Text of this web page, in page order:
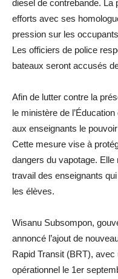
diesel de contrebande. La
efforts avec ses
pression sur les
Les officiers de police
bateaux seront accusés
Afin de lutter contre la
le ministère de
aux enseignants le
Cette mesure vise à
dangers du vapotage.
travail des enseignants
les élèves.
Wisanu Subsompon,
annoncé l’ajout de
Rapid Transit (BRT),
opérationnel le 1er